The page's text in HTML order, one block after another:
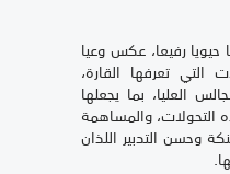
رفيعا، عكس وعيا
التي تعرفها القارة،
العليا، بما يجعلها
التحولات، والمساهمة
وحسن التدبير اللذان